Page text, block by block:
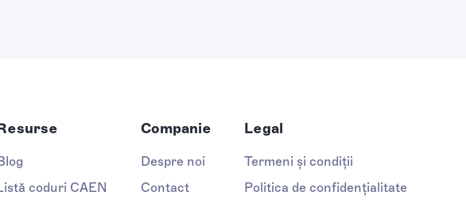
coduri CAEN
Companie
Despre noi
Contact
Legal
Termeni și condiții
Politica de confidențialitate